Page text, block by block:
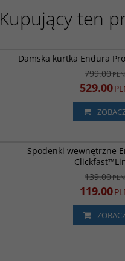
Kupujący ten
Damska kurtka Endura
799.00PLN
529.00
Spodenki wewnętrzne
139.00PLN
119.00